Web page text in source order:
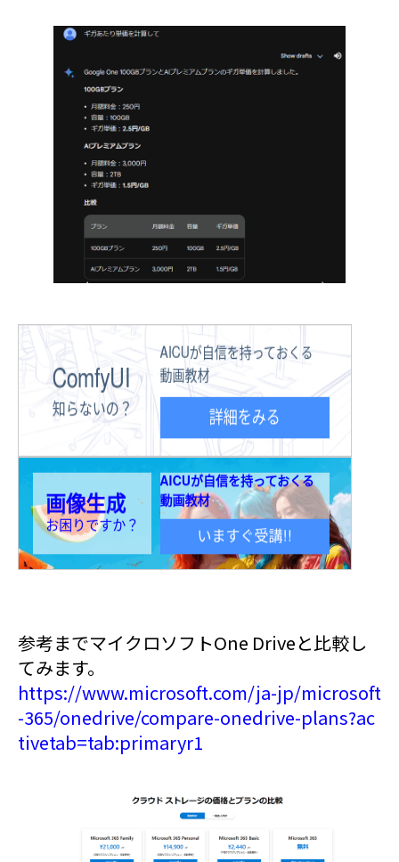
参考までマイクロソフトOne Driveと比較し
てみます。
https://www.microsoft.com/ja-jp/microsoft
-365/onedrive/compare-onedrive-plans?ac
tivetab=tab:primaryr1